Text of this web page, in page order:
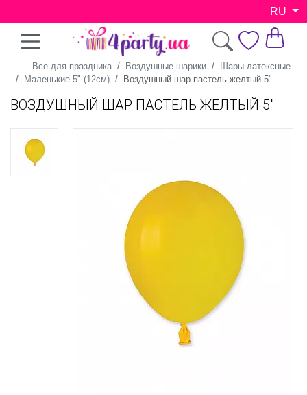
RU
Все для праздника Воздушные шарики
Шары латексные
Маленькие 5" (12см)
Воздушный шар пастель желтый 5"
ВОЗДУШНЫЙ ШАР ПАСТЕЛЬ ЖЕЛТЫЙ 5"